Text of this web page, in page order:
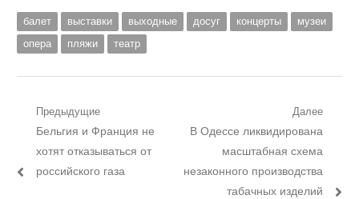
балет выставки выходные досуг концерты
музеи
опера
пляжи театр
Навигация
по
записям
Предыдущие
Предыдущий
пост:
Бельгия и Франция не
хотят отказываться от
российского газа
Далее
Следующий
В Одессе ликвидирована
масштабная схема
незаконного производства
табачных изделий